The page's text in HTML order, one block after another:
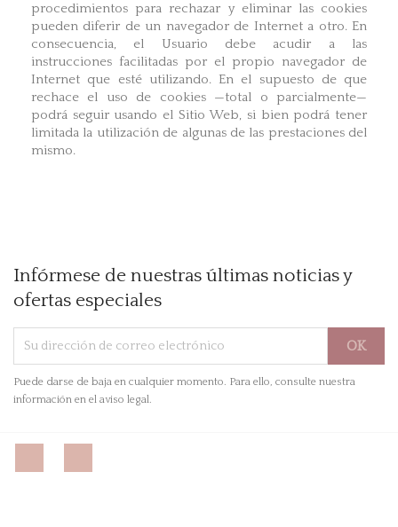
procedimientos para rechazar y eliminar las cookies
pueden diferir de un navegador de Internet a otro. En
consecuencia, el Usuario debe acudir a las
instrucciones facilitadas por el propio navegador de
Internet que esté utilizando. En el supuesto de que
rechace el uso de cookies —total o parcialmente—
podrá seguir usando el Sitio Web, si bien podrá tener
limitada la utilización de algunas de las prestaciones del
mismo.
Infórmese de nuestras últimas noticias y
ofertas especiales
Puede darse de baja en cualquier momento. Para ello, consulte nuestra
información en el aviso legal.